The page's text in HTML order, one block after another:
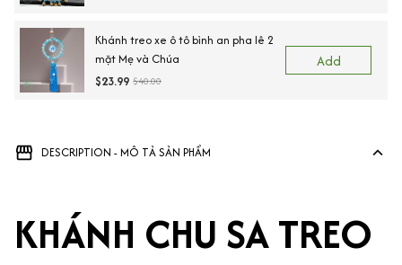
Khánh treo xe ô tô bình an pha lê 2
mặt Mẹ và Chúa
$23.99 $40.00
Add
DESCRIPTION - MÔ TẢ SẢN PHẨM
KHÁNH CHU SA TREO